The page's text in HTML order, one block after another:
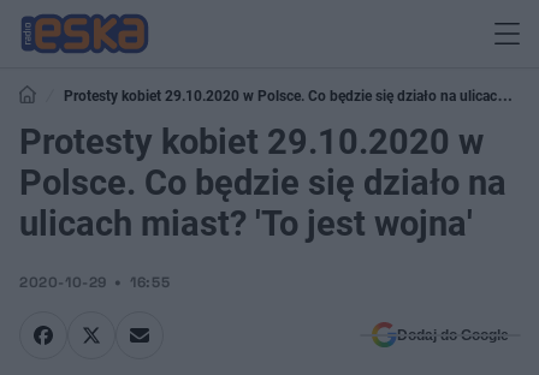
Protesty kobiet 29.10.2020 w Polsce. Co będzie się działo na ulicach
miast? 'To jest wojna'
Protesty kobiet 29.10.2020 w
Polsce. Co będzie się działo na
ulicach miast? 'To jest wojna'
2020-10-29 16:55
Dodaj do Google